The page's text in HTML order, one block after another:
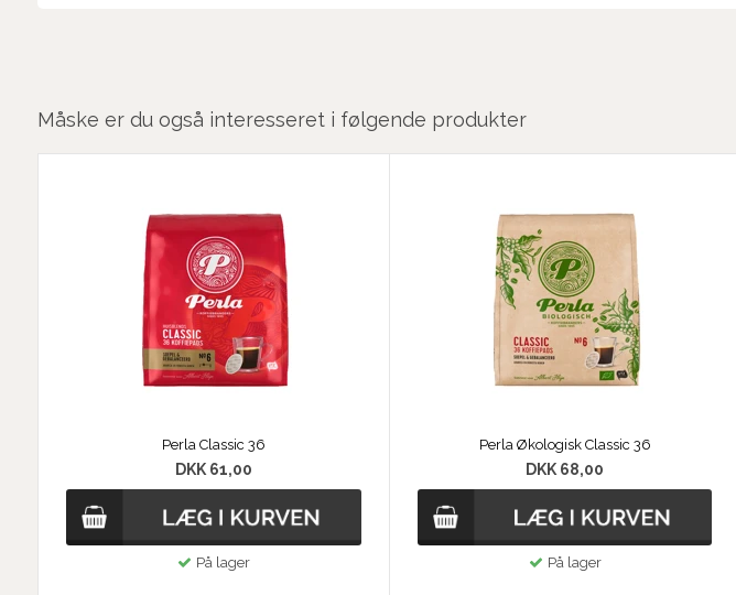
Måske er du også interesseret i følgende produkter
Perla Classic 36
DKK 61,00
På lager
Perla Økologisk Classic 36
DKK 68,00
På lager